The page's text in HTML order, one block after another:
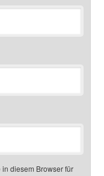
diesem Browser für